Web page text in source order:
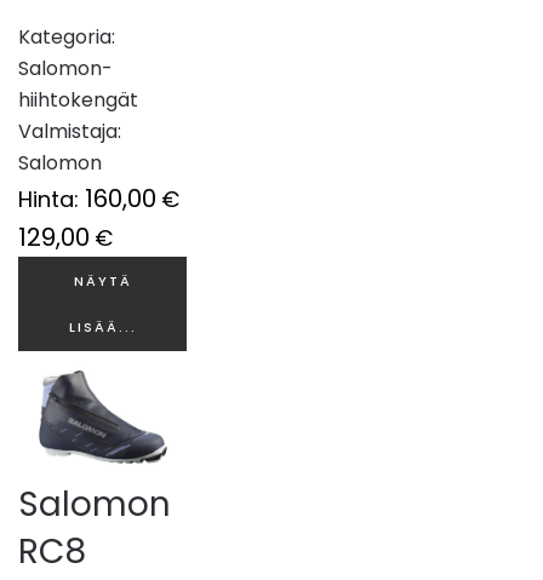
Kategoria:
Salomon-
hiihtokengät
Valmistaja:
Salomon
Hinta: 160,00 €
129,00 €
NÄYTÄ
LISÄÄ...
Salomon
RC8